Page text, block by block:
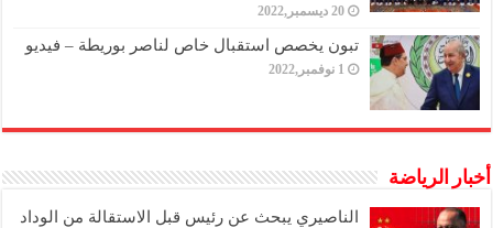
20 ديسمبر,2022
تبون يخصص استقبال خاص لناصر بوريطة – فيديو
1 نوفمبر,2022
أخبار الرياضة
الناصيري يبحث عن رئيس قبل الاستقالة من الوداد